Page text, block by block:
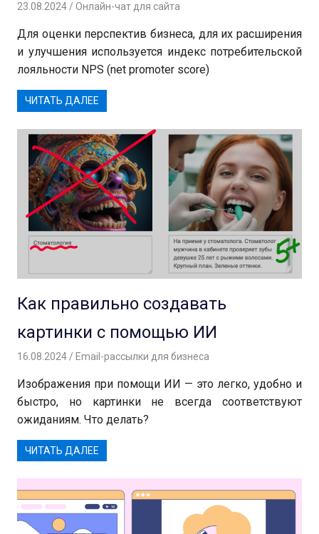
23.08.2024 Андрей
Онлайн-чат для сайта
Для оценки перспектив бизнеса, для их расширения
и улучшения используется индекс потребительской
лояльности NPS (net promoter score)
ЧИТАТЬ ДАЛЕЕ
Как правильно создавать
картинки с помощью ИИ
16.08.2024 Андрей
Email-рассылки для бизнеса
Изображения при помощи ИИ — это легко, удобно и
быстро, но картинки не всегда соответствуют
ожиданиям. Что делать?
ЧИТАТЬ ДАЛЕЕ